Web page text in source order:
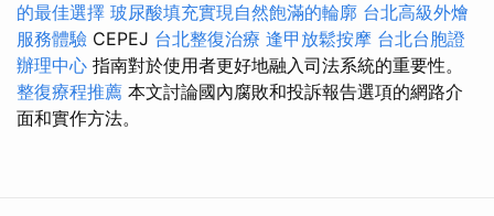
的最佳選擇 玻尿酸填充實現自然飽滿的輪廓 台北高級外燴
服務體驗 CEPEJ 台北整復治療 逢甲放鬆按摩 台北台胞證
辦理中心 指南對於使用者更好地融入司法系統的重要性。
整復療程推薦 本文討論國內腐敗和投訴報告選項的網路介
面和實作方法。